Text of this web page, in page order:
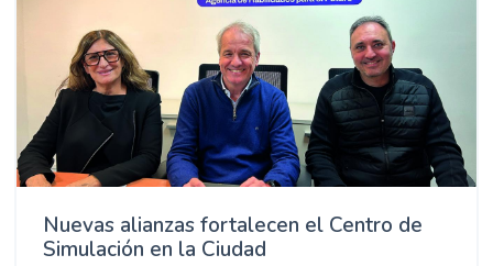
Nuevas alianzas fortalecen el Centro de
Simulación en la Ciudad